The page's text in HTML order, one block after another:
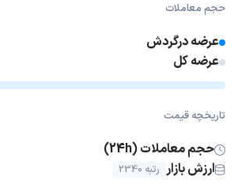
حجم معاملات
عرضه درگردش
عرضه کل
تاریخچه قیمت
حجم معاملات (24h)
ارزش بازار رتبه 2340